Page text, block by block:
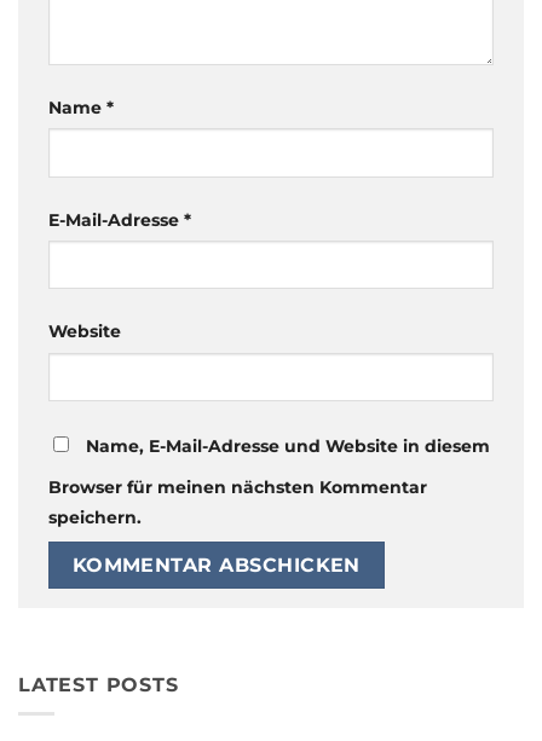
Name *
E-Mail-Adresse *
Website
Name, E-Mail-Adresse und Website in diesem
Browser für meinen nächsten Kommentar
speichern.
LATEST POSTS